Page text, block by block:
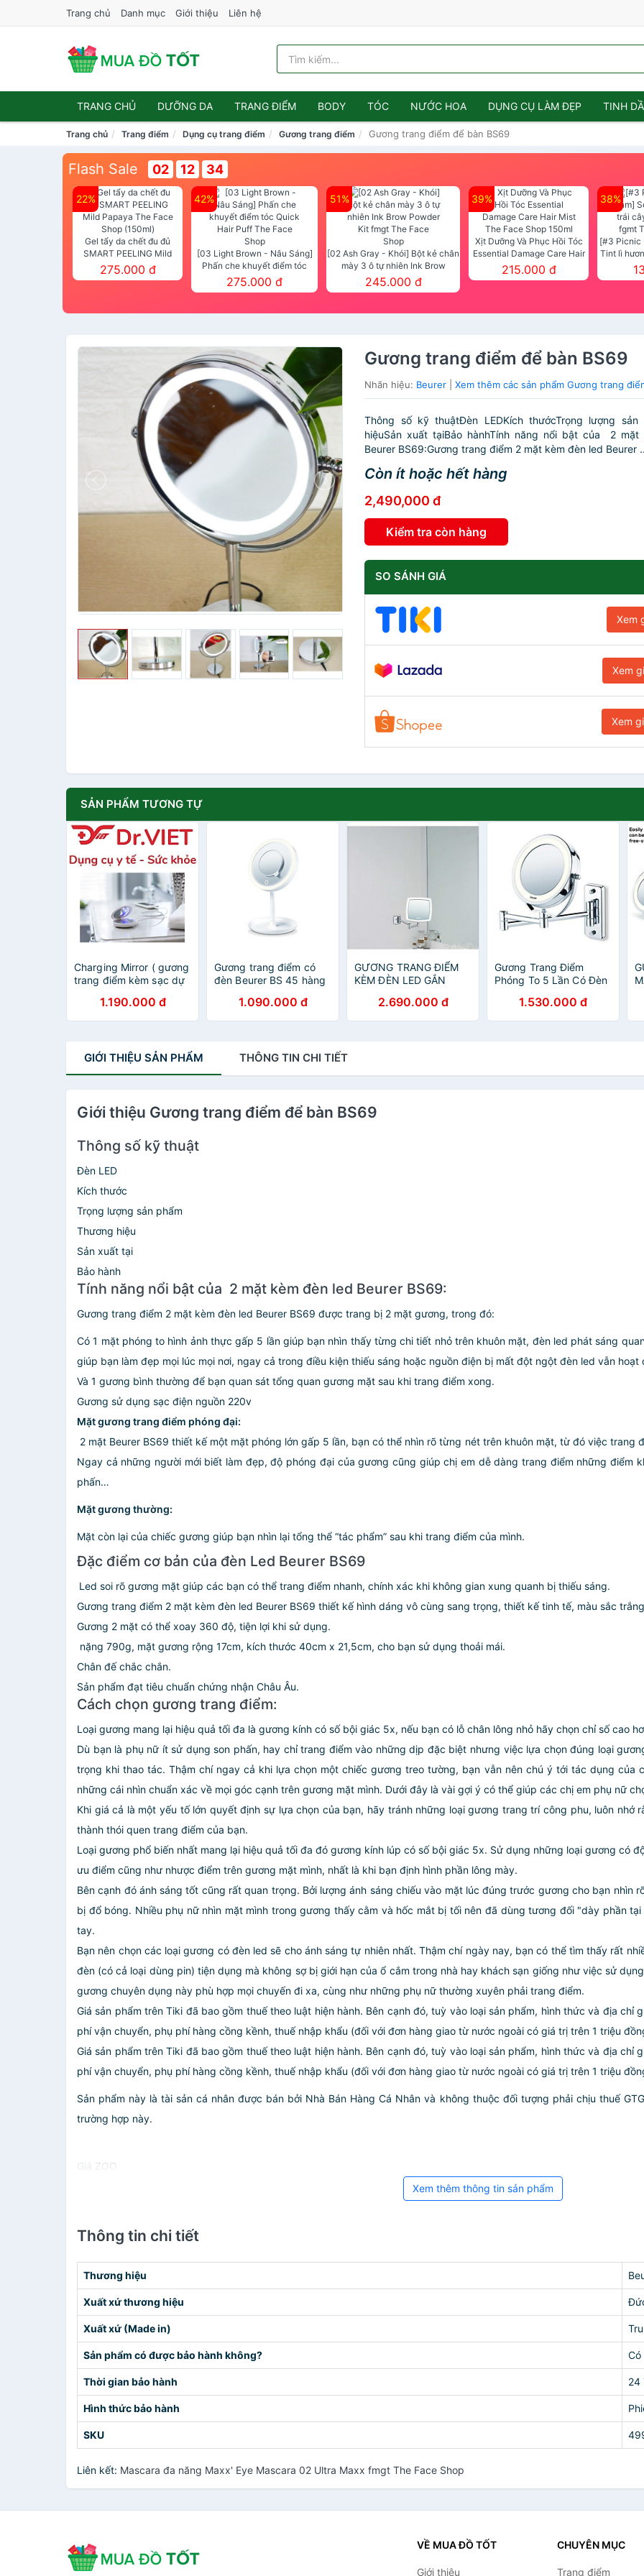
Trang chủ Danh mục Giới thiệu Liên hệ
TRANG CHỦ DƯỠNG DA TRANG ĐIỂM BODY TÓC NƯỚC HOA DỤNG CỤ LÀM ĐẸP TINH
Trang chủ Trang điểm Dụng cụ trang điểm Gương trang điểm Gương trang điểm để bàn BS69
Flash Sale 02 12 33
22%
Gel tẩy da chết đu đủ
SMART PEELING Mild
Papaya The Face Shop
(150ml)
275.000 đ
42%
[03 Light Brown - Nâu Sáng]
Phấn che khuyết điểm tóc
Quick Hair Puff The Face Shop
275.000 đ
51%
[02 Ash Gray - Khói] Bột kẻ chân
mày 3 ô tự nhiên Ink Brow
Powder Kit fmgt The Face Shop
245.000 đ
39%
Xịt Dưỡng Và Phục Hồi Tóc
Essential Damage Care Hair
Mist The Face Shop 150ml
215.000 đ
38%
[#3 Picnic
Tint lì
Tint
Gương trang điểm để bàn BS69
Nhãn hiệu: Beurer |Xem thêm các sản phẩm Gương trang
Thông số kỹ thuậtĐèn LEDKích thướcTrọng lượng sản
hiệuSản xuất tạiBảo hànhTính năng nổi bật của 2 mặt
Beurer BS69:Gương trang điểm 2 mặt kèm đèn led Beurer
Còn ít hoặc hết hàng
2,490,000 đ
Kiểm tra còn hàng
SO SÁNH GIÁ
Xem
Xem
Xem
SẢN PHẨM TƯƠNG TỰ
Charging Mirror ( gương
trang điểm kèm sạc dự
1.190.000 đ
Gương trang điểm có
đèn Beurer BS 45 hàng
1.090.000 đ
GƯƠNG TRANG ĐIỂM
KÈM ĐÈN LED GẮN
2.690.000 đ
Gương Trang Điểm
Phóng To 5 Lần Có Đèn
1.530.000 đ
GIỚI THIỆU SẢN PHẨM THÔNG TIN CHI TIẾT
Giới thiệu Gương trang điểm để bàn BS69
Thông số kỹ thuật
Đèn LED
Kích thước
Trọng lượng sản phẩm
Thương hiệu
Sản xuất tại
Bảo hành
Tính năng nổi bật của 2 mặt kèm đèn led Beurer BS69:
Gương trang điểm 2 mặt kèm đèn led Beurer BS69 được trang bị 2 mặt gương, trong đó:
Có 1 mặt phóng to hình ảnh thực gấp 5 lần giúp bạn nhìn thấy từng chi tiết nhỏ trên khuôn mặt, đèn led phát sáng
giúp bạn làm đẹp mọi lúc mọi nơi, ngay cả trong điều kiện thiếu sáng hoặc nguồn điện bị mất đột ngột đèn led vẫn hoạt
Và 1 gương bình thường để bạn quan sát tổng quan gương mặt sau khi trang điểm xong.
Gương sử dụng sạc điện nguồn 220v
Mặt gương trang điểm phóng đại:
2 mặt Beurer BS69 thiết kế một mặt phóng lớn gấp 5 lần, bạn có thể nhìn rõ từng nét trên khuôn mặt, từ đó việc trang
Ngay cả những người mới biết làm đẹp, độ phóng đại của gương cũng giúp chị em dễ dàng trang điểm những điểm
phấn…
Mặt gương thường:
Mặt còn lại của chiếc gương giúp bạn nhìn lại tổng thể “tác phẩm” sau khi trang điểm của mình.
Đặc điểm cơ bản của đèn Led Beurer BS69
Led soi rõ gương mặt giúp các bạn có thể trang điểm nhanh, chính xác khi không gian xung quanh bị thiếu sáng.
Gương trang điểm 2 mặt kèm đèn led Beurer BS69 thiết kế hình dáng vô cùng sang trọng, thiết kế tinh tế, màu sắc
Gương 2 mặt có thể xoay 360 độ, tiện lợi khi sử dụng.
nặng 790g, mặt gương rộng 17cm, kích thước 40cm x 21,5cm, cho bạn sử dụng thoải mái.
Chân đế chắc chắn.
Sản phẩm đạt tiêu chuẩn chứng nhận Châu Âu.
Cách chọn gương trang điểm:
Loại gương mang lại hiệu quả tối đa là gương kính có số bội giác 5x, nếu bạn có lỗ chân lông nhỏ hãy chọn chỉ số cao
Dù bạn là phụ nữ ít sử dụng son phấn, hay chỉ trang điểm vào những dịp đặc biệt nhưng việc lựa chọn đúng loại
trọng khi thao tác. Thậm chí ngay cả khi lựa chọn một chiếc gương treo tường, bạn vẫn nên chú ý tới tác dụng của
những cái nhìn chuẩn xác về mọi góc cạnh trên gương mặt mình. Dưới đây là vài gợi ý có thể giúp các chị em phụ nữ
Khi giá cả là một yếu tố lớn quyết định sự lựa chọn của bạn, hãy tránh những loại gương trang trí công phu, luôn
thành thói quen trang điểm của bạn.
Loại gương phổ biến nhất mang lại hiệu quả tối đa đó gương kính lúp có số bội giác 5x. Sử dụng những loại gương có
ưu điểm cũng như nhược điểm trên gương mặt mình, nhất là khi bạn định hình phần lông mày.
Bên cạnh đó ánh sáng tốt cũng rất quan trọng. Bởi lượng ánh sáng chiếu vào mặt lúc đúng trước gương cho bạn nhìn
bị đổ bóng. Nhiều phụ nữ nhìn mặt mình trong gương thấy cằm và hốc mắt bị tối nên đã dùng tương đối "dày phần
tay.
Bạn nên chọn các loại gương có đèn led sẽ cho ánh sáng tự nhiên nhất. Thậm chí ngày nay, bạn có thể tìm thấy rất
đèn (có cả loại dùng pin) tiện dụng mà không sợ bị giới hạn của ổ cắm trong nhà hay khách sạn giống như việc sử
gương chuyên dụng này phù hợp mọi chuyến đi xa, cùng như những phụ nữ thường xuyên phải trang điểm.
Giá sản phẩm trên Tiki đã bao gồm thuế theo luật hiện hành. Bên cạnh đó, tuỳ vào loại sản phẩm, hình thức và địa chỉ
phí vận chuyển, phụ phí hàng cồng kềnh, thuế nhập khẩu (đối với đơn hàng giao từ nước ngoài có giá trị trên 1 triệu
Giá sản phẩm trên Tiki đã bao gồm thuế theo luật hiện hành. Bên cạnh đó, tuỳ vào loại sản phẩm, hình thức và địa chỉ
phí vận chuyển, phụ phí hàng cồng kềnh, thuế nhập khẩu (đối với đơn hàng giao từ nước ngoài có giá trị trên 1 triệu
Sản phẩm này là tài sản cá nhân được bán bởi Nhà Bán Hàng Cá Nhân và không thuộc đối tượng phải chịu thuế
trường hợp này.
Giá ZOO
Xem thêm thông tin sản phẩm
Thông tin chi tiết
Thương hiệu
Xuất xứ thương hiệu
Xuất xứ (Made in)
Sản phẩm có được bảo hành không? Có
Thời gian bảo hành 24
Hình thức bảo hành
SKU
Liên kết: Mascara đa năng Maxx' Eye Mascara 02 Ultra Maxx fmgt The Face Shop
VỀ MUA ĐỒ TỐT
Giới thiệu
CHUYÊN MỤC
Trang điểm